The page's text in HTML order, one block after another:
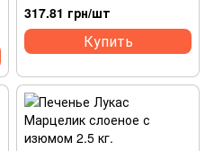
317.81 грн/шт
Купить